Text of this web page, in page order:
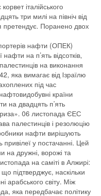
італійського
три милі на північ від
претендує. Поранено двох
нафти (ОПЕК)
на п’ять відсотків,
на виконання
яка вимагає від Ізраїлю
під час
країни
на двадцять п’ять
06 листопада ЄЕС
палестинців і резолюцію
нафти вирішують
у постачанні. Цей
на дружні, ворожі та
на саміті в Алжирі:
підтверджує, наскільки
арабського світу. Між
яка передбачає політику